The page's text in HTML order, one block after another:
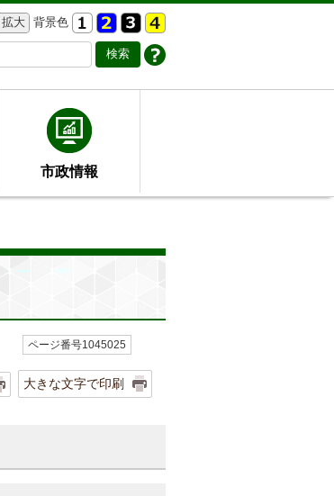
拡大 背景色
市政情報
ページ番号1045025
大きな文字で印刷